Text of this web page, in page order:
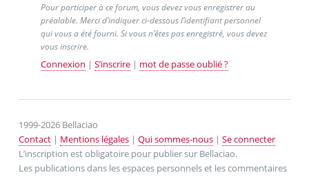
Pour participer à ce forum, vous devez vous enregistrer au
préalable. Merci d’indiquer ci-dessous l’identifiant personnel
qui vous a été fourni. Si vous n’êtes pas enregistré, vous devez
vous inscrire.
Connexion | S’inscrire| mot de passe oublié ?
1999-2026 Bellaciao
Contact| Mentions légales| Qui sommes-nous| Se connecter
L’inscription est obligatoire pour publier sur Bellaciao.
Les publications dans les espaces personnels et les commentaires